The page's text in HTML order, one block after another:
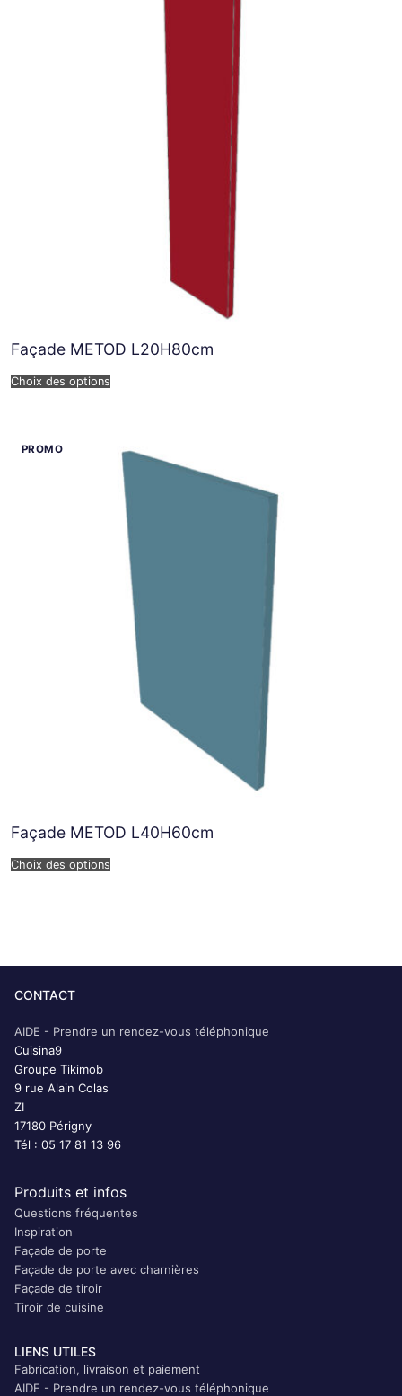
Façade METOD L20H80cm
Choix des options
Façade METOD L40H60cm
Choix des options
CONTACT
AIDE - Prendre un rendez-vous téléphonique
Cuisina9
Groupe Tikimob
9 rue Alain Colas
ZI
17180 Périgny
Tél : 05 17 81 13 96
Produits et infos
Questions fréquentes
Inspiration
Façade de porte
Façade de porte avec charnières
Façade de tiroir
Tiroir de cuisine
LIENS UTILES
Fabrication, livraison et paiement
AIDE - Prendre un rendez-vous téléphonique